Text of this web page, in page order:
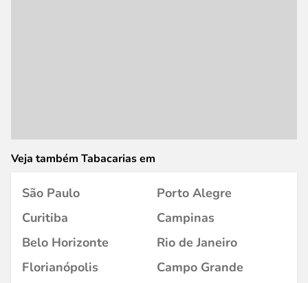
Veja também Tabacarias em
São Paulo
Porto Alegre
Curitiba
Campinas
Belo Horizonte
Rio de Janeiro
Florianópolis
Campo Grande